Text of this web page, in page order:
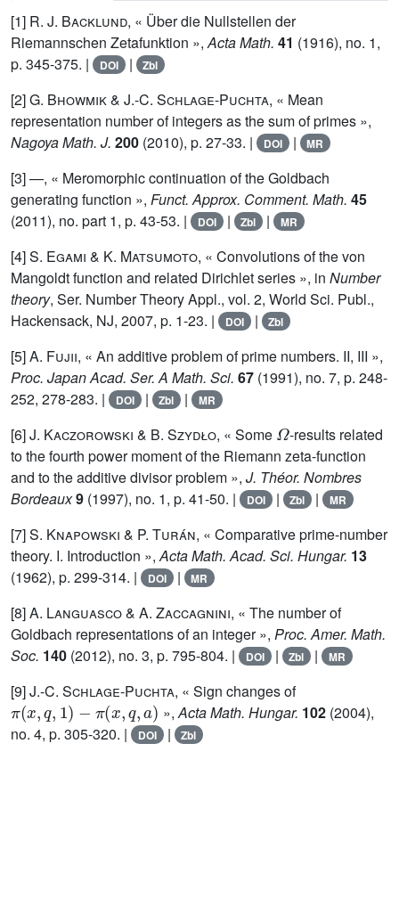
[1] R. J. Backlund, « Über die Nullstellen der
Riemannschen Zetafunktion »,Acta Math. 41 (1916), no. 1,
p. 345-375. |
DOI | Zbl
[2]G. Bhowmik& J.-C. Schlage-Puchta, « Mean
representation number of integers as the sum of primes »,
Nagoya Math. J. 200 (2010), p. 27-33. | DOI | MR
[3] —, « Meromorphic continuation of the Goldbach
generating function », Funct. Approx. Comment. Math. 45
(2011), no. part 1, p. 43-53. |
DOI | Zbl | MR
[4]S. Egami & K. Matsumoto, « Convolutions of the von
Mangoldt function and related Dirichlet series », in Number
theory, Ser. Number Theory Appl., vol. 2, World Sci. Publ.,
Hackensack, NJ, 2007, p. 1-23. |
DOI | Zbl
[5]A. Fujii, « An additive problem of prime numbers. II, III »,
Proc. Japan Acad. Ser. A Math. Sci. 67 (1991), no. 7, p. 248-
252, 278-283. |
DOI | Zbl | MR
[6]J. Kaczorowski & B. Szydło, « Some
-results related
to the fourth power moment of the Riemann zeta-function
and to the additive divisor problem », J. Théor. Nombres
Bordeaux9 (1997), no. 1, p. 41-50. | DOI | Zbl | MR
[7]S. Knapowski & P. Turán, « Comparative prime-number
theory. I. Introduction »,Acta Math. Acad. Sci. Hungar. 13
(1962), p. 299-314. |
DOI | MR
[8]A. Languasco& A. Zaccagnini, « The number of
Goldbach representations of an integer », Proc. Amer. Math.
Soc. 140 (2012), no. 3, p. 795-804. | DOI | Zbl | MR
[9]J.-C. Schlage-Puchta, « Sign changes of
π(x,q,1)-π(x,q,a)
»,Acta Math. Hungar. 102(2004),
no. 4, p. 305-320. |
DOI | Zbl